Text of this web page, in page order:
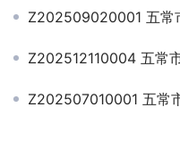
Z202509020001 五常
Z202512110004 五常
Z202507010001 五常